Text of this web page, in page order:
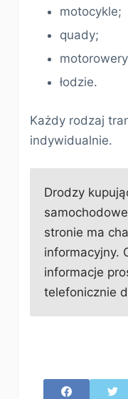
motocykle;
quady;
łodzie.
Każdy rodzaj
indywidualnie.
Drodzy
stronie ma
informacyjny.
informacje
telefonicznie